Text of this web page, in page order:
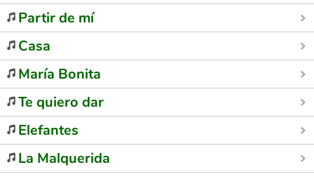
Partir de mí
Casa
María Bonita
Te quiero dar
Elefantes
La Malquerida